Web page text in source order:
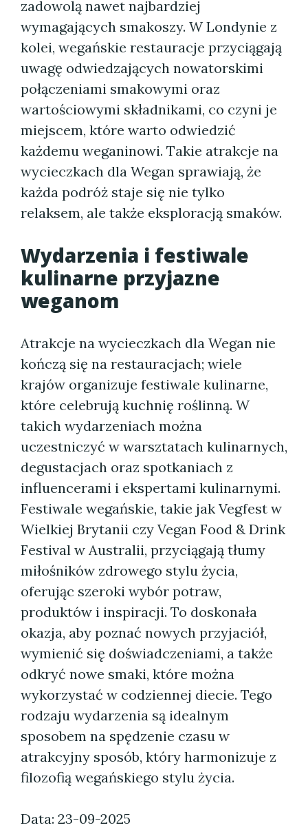
zadowolą nawet najbardziej
wymagających smakoszy. W Londynie z
kolei, wegańskie restauracje przyciągają
uwagę odwiedzających nowatorskimi
połączeniami smakowymi oraz
wartościowymi składnikami, co czyni je
miejscem, które warto odwiedzić
każdemu weganinowi. Takie atrakcje na
wycieczkach dla Wegan sprawiają, że
każda podróż staje się nie tylko
relaksem, ale także eksploracją smaków.
Wydarzenia i festiwale
kulinarne przyjazne
weganom
Atrakcje na wycieczkach dla Wegan nie
kończą się na restauracjach; wiele
krajów organizuje festiwale kulinarne,
które celebrują kuchnię roślinną. W
takich wydarzeniach można
uczestniczyć w warsztatach kulinarnych,
degustacjach oraz spotkaniach z
influencerami i ekspertami kulinarnymi.
Festiwale wegańskie, takie jak Vegfest w
Wielkiej Brytanii czy Vegan Food & Drink
Festival w Australii, przyciągają tłumy
miłośników zdrowego stylu życia,
oferując szeroki wybór potraw,
produktów i inspiracji. To doskonała
okazja, aby poznać nowych przyjaciół,
wymienić się doświadczeniami, a także
odkryć nowe smaki, które można
wykorzystać w codziennej diecie. Tego
rodzaju wydarzenia są idealnym
sposobem na spędzenie czasu w
atrakcyjny sposób, który harmonizuje z
filozofią wegańskiego stylu życia.
Data: 23-09-2025